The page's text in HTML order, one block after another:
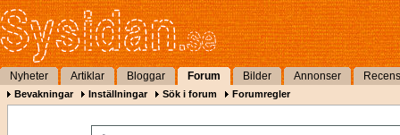
Nyheter Artiklar Bloggar Forum Bilder Annonser
Bevakningar Inställningar Sök i forum Forumregler